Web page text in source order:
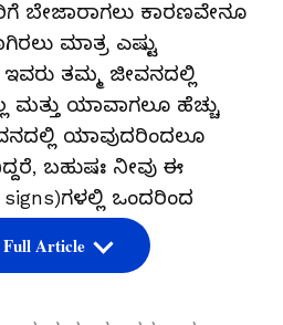
ಬೇಜಾರಾಗಲು ಕಾರಣವೇನೂ
ಮಾತ್ರ ಎಷ್ಟು
ಇವರು ತಮ್ಮ ಜೀವನದಲ್ಲಿ
ಮತ್ತು ಯಾವಾಗಲೂ ಹೆಚ್ಚು
ಯಾವುದರಿಂದಲೂ
ಬಹುಷಃ ನೀವು ಈ
signs)ಗಳಲ್ಲಿ ಒಂದರಿಂದ
Full Article